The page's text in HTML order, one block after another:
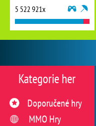
Kategorie her
Doporučené hry
MMO Hry
5 522 921x